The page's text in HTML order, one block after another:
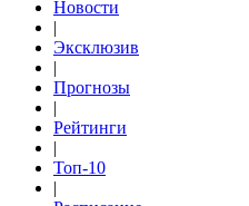
Новости
|
Эксклюзив
|
Прогнозы
|
Рейтинги
|
Топ-10
|